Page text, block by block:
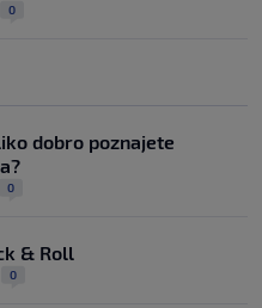
0
dobro poznajete
0
& Roll
0